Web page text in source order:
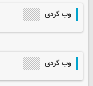
وب گردی
وب گردی